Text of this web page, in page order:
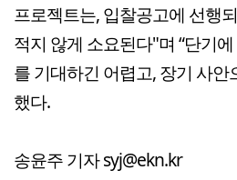
프로젝트는, 입찰공고에 선행
적지 않게 소요된다"며 “단기
를 기대하긴 어렵고, 장기 사
했다.
송윤주 기자 syj@ekn.kr